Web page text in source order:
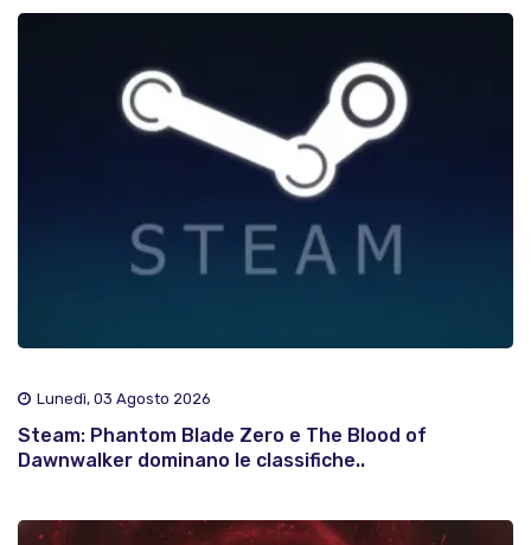
Lunedì, 03 Agosto 2026
Steam: Phantom Blade Zero e The Blood of
Dawnwalker dominano le classifiche..